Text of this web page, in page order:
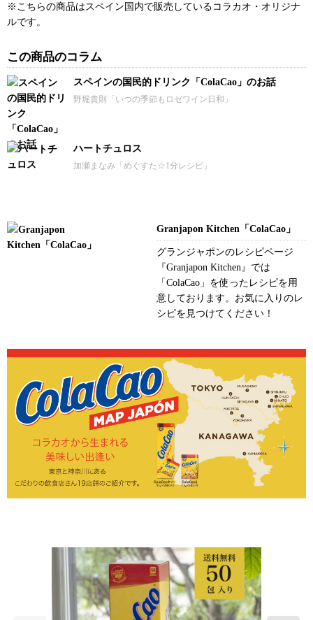
※こちらの商品はスペイン国内で販売しているコラカオ・オリジナ
ルです。
この商品のコラム
スペインの国民的ドリンク「ColaCao」のお話
野堀貴則「いつの季節もロゼワイン日和」
ハートチュロス
加瀬まなみ「めぐすた☆1分レシピ」
Granjapon Kitchen「ColaCao」
グランジャポンのレシピページ
『Granjapon Kitchen』では
「ColaCao」を使ったレシピを用
意しております。お気に入りのレ
シピを見つけてください！